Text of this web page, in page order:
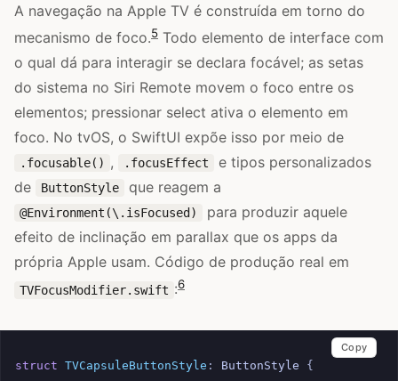
A navegação na Apple TV é construída em torno do
mecanismo de foco.5 Todo elemento de interface com
o qual dá para interagir se declara focável; as setas
do sistema no Siri Remote movem o foco entre os
elementos; pressionar select ativa o elemento em
foco. No tvOS, o SwiftUI expõe isso por meio de
.focusable() , .focusEffect
e tipos personalizados
de
ButtonStyle que reagem a
@Environment(\.isFocused)
para produzir aquele
efeito de inclinação em parallax que os apps da
própria Apple usam. Código de produção real em
TVFocusModifier.swift :6
struct TVCapsuleButtonStyle : ButtonStyle
{
Copy